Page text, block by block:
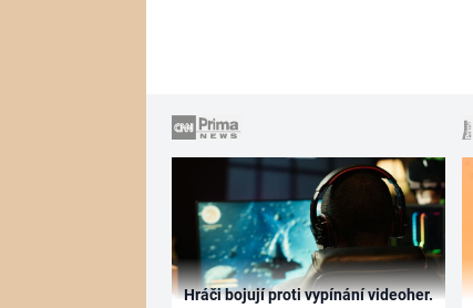
Hráči bojují proti vypínání videoher.